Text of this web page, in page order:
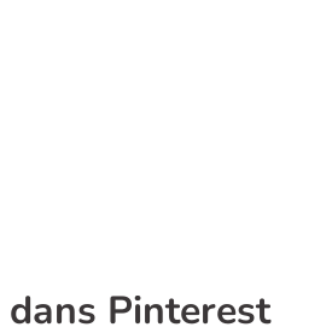
Pinterest